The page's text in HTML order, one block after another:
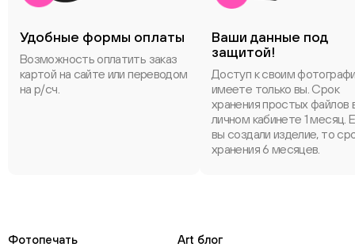
Удобные формы оплаты
Возможность оплатить заказ
картой на сайте или переводом
на р/сч.
Ваши данные под
защитой!
Доступ к своим
имеете только вы. Срок
хранения простых файлов
личном кабинете 1 месяц.
вы создали изделие, то
хранения 6 месяцев.
Фотопечать
Art блог